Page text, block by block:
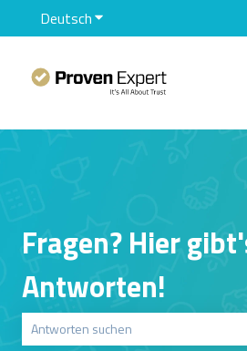
DeutschUntermenü für
Fragen? Hier
Antworten!